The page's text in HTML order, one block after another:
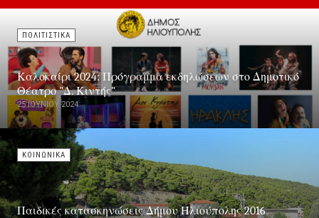
ΠΟΛΙΤΙΣΤΙΚΑ
Καλοκαίρι 2024: Πρόγραμμα εκδηλώσεων στο Δημοτικό
Θέατρο "Δ. Κιντής"
25 ΙΟΥΝΊΟΥ 2024
ΚΟΙΝΩΝΙΚΑ
Παιδικές κατασκηνώσεις Δήμου Ηλιούπολης 2016